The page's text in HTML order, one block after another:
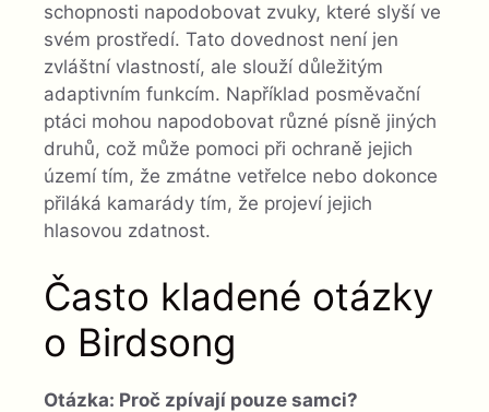
schopnosti napodobovat zvuky, které slyší ve
svém prostředí. Tato dovednost není jen
zvláštní vlastností, ale slouží důležitým
adaptivním funkcím. Například posměvační
ptáci mohou napodobovat různé písně jiných
druhů, což může pomoci při ochraně jejich
území tím, že zmátne vetřelce nebo dokonce
přiláká kamarády tím, že projeví jejich
hlasovou zdatnost.
Často kladené otázky
o Birdsong
Otázka: Proč zpívají pouze samci?